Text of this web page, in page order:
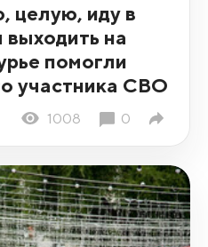
целую, иду в
на
помогли
участника СВО
1008 0